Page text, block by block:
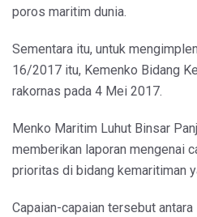
poros maritim dunia.
Sementara itu, untuk
16/2017 itu, Kemenko Bidang
rakornas pada 4 Mei 2017.
Menko Maritim Luhut Binsar
memberikan laporan mengenai
prioritas di bidang kemaritiman
Capaian-capaian tersebut